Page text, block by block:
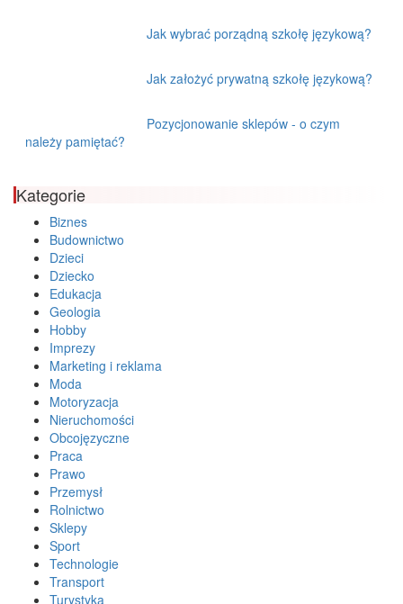
Jak wybrać porządną szkołę językową?
Jak założyć prywatną szkołę językową?
Pozycjonowanie sklepów - o czym
należy pamiętać?
Kategorie
Biznes
Budownictwo
Dzieci
Dziecko
Edukacja
Geologia
Hobby
Imprezy
Marketing i reklama
Moda
Motoryzacja
Nieruchomości
Obcojęzyczne
Praca
Prawo
Przemysł
Rolnictwo
Sklepy
Sport
Technologie
Transport
Turystyka